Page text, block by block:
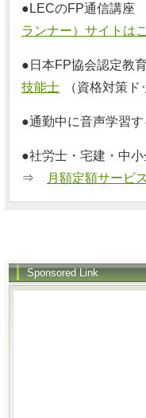
●LECのFP通信講
ランナー）サイトは
●日本FP協会認定
技能士
（資格対策ド
●通勤中に音声学
●社労士・宅建・中
⇒
月額定額サービ
Sponsored Link